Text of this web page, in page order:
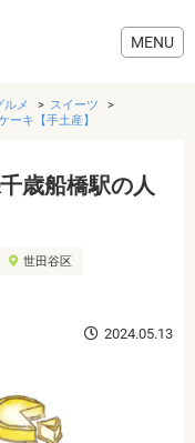
ルメ
スイーツ
ーキ【手土産】
歳船橋駅の人
世田谷区
2024.05.13